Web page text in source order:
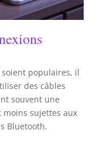
populaires, il
des câbles
souvent une
sujettes aux
Bluetooth.